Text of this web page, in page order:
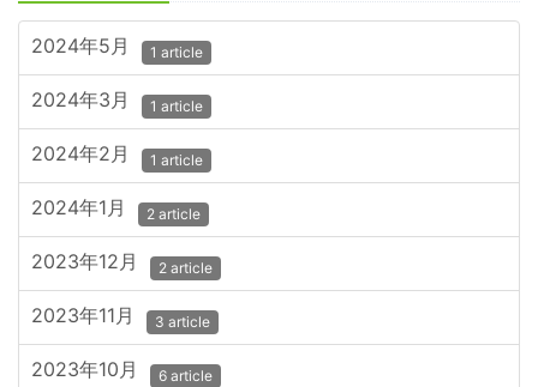
2024年5月 1 article
2024年3月 1 article
2024年2月 1 article
2024年1月 2 article
2023年12月 2 article
2023年11月 3 article
2023年10月 6 article